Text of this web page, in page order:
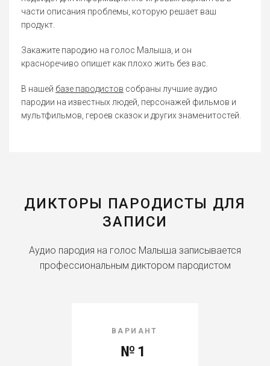
части описания проблемы, которую решает ваш
продукт.
Закажите пародию на голос Малыша, и он
красноречиво опишет как плохо жить без вас.
В нашей базе пародистов собраны лучшие аудио
пародии на известных людей, персонажей фильмов и
мультфильмов, героев сказок и других знаменитостей.
ДИКТОРЫ ПАРОДИСТЫ ДЛЯ
ЗАПИСИ
Аудио пародия на голос Малыша записывается
профессиональным диктором пародистом
ВАРИАНТ
№1